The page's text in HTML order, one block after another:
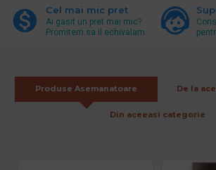
Cel mai mic pret
Ai gasit un pret mai mic?
Promitem sa il echivalam.
Produse Asemanatoare De la
Din aceeasi categorie